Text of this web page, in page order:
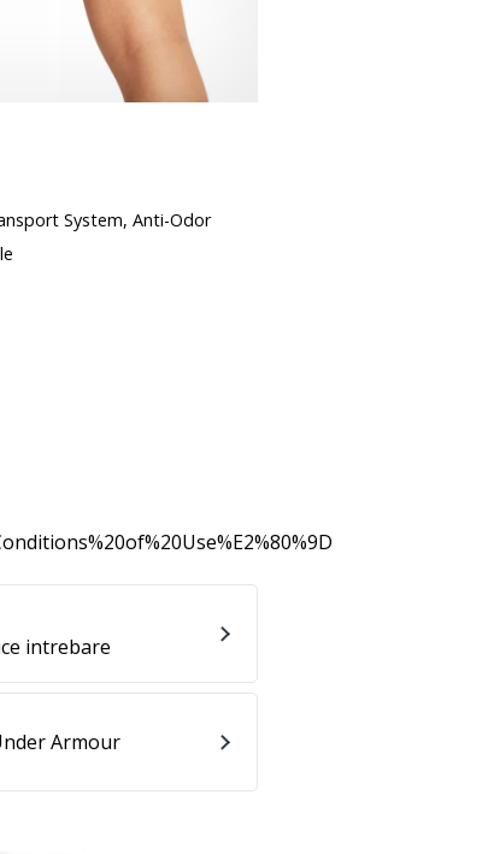
System, Anti-Odor
intrebare
Armour